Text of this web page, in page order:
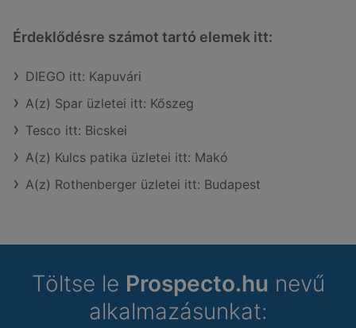
Érdeklődésre számot tartó elemek itt:
DIEGO itt: Kapuvári
A(z) Spar üzletei itt: Kőszeg
Tesco itt: Bicskei
A(z) Kulcs patika üzletei itt: Makó
A(z) Rothenberger üzletei itt: Budapest
Töltse le Prospecto.hu nevű
alkalmazásunkat: